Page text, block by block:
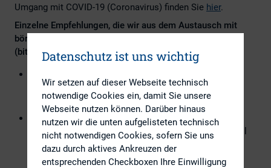
Umgang mit COVID-19 (Coronavirus) finden Sie hier.
Einzelne Empfehlungen, die wir aus dem Austausch mit
börsennotierten Unternehmen zusammengestellt haben
(bitte nur als Anregung verstehen):
zuständigen Gesundheitsamt Kontakt auf und fragen
nach evtl. besonderen Vorgaben.
Da diese Vorgaben voraussichtlich nicht
rechtsverbindlich sein werden, klären Sie in jedem Fall
mit Ihrer Rechtsabteilung ab, welche Vorgaben
umgesetzt werden können/sollen/müssen.
Datenschutz ist uns wichtig
Wir setzen auf dieser Webseite technisch
notwendige Cookies ein, damit Sie unsere
Webseite nutzen können. Darüber hinaus
nutzen wir die unten aufgelisteten technisch
nicht notwendigen Cookies, sofern Sie uns
dazu durch aktives Ankreuzen der
entsprechenden Checkboxen Ihre Einwilligung